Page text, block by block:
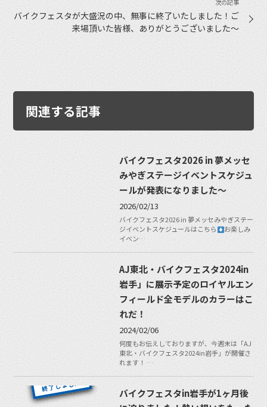
バイクフェスタが大盛況の中、無事に終了いたしました！ご
来場頂いた皆様、ありがとうございました〜
関連する記事
バイクフェスタ2026 in 夢メッセ
みやぎステージイベントスケジュ
ールが発表になりました〜
2026/02/13
バイクフェスタ2026 in 夢メッセみやぎステー
ジイベントスケジュールはこちら
お楽しみ
イベン…
AJ東北・バイクフェスタ2024in
岩手」に展示予定のロイヤルエン
フィールド全モデルのカラーはこ
れだ！
2024/02/06
何度もお伝えしておりますが、今週末は「AJ
東北・バイクフェスタ2024in岩手」が開催さ
れます！ …
バイクフェスタin岩手が1ヶ月後